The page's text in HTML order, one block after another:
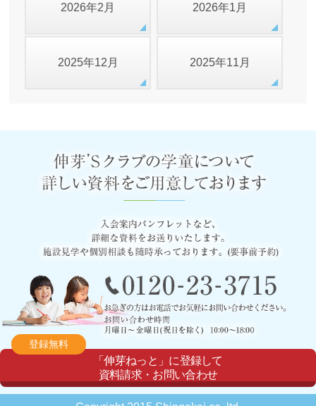
2026年2月 2026年1月
2025年12月 2025年11月
登録無料
「伸芽ねっと」に登録して
資料請求・お問い合わせ